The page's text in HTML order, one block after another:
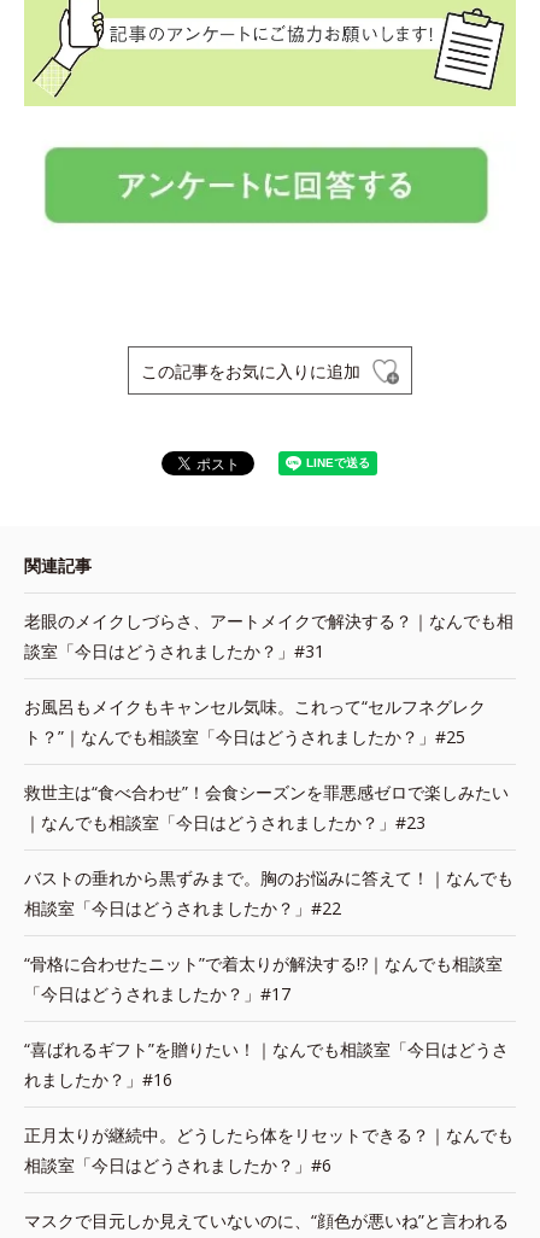
この記事をお気に入りに追加
関連記事
老眼のメイクしづらさ、アートメイクで解決する？｜なんでも相
談室「今日はどうされましたか？」#31
お風呂もメイクもキャンセル気味。これって“セルフネグレク
ト？”｜なんでも相談室「今日はどうされましたか？」#25
救世主は“食べ合わせ”！会食シーズンを罪悪感ゼロで楽しみたい
｜なんでも相談室「今日はどうされましたか？」#23
バストの垂れから黒ずみまで。胸のお悩みに答えて！｜なんでも
相談室「今日はどうされましたか？」#22
“骨格に合わせたニット”で着太りが解決する!?｜なんでも相談室
「今日はどうされましたか？」#17
“喜ばれるギフト”を贈りたい！｜なんでも相談室「今日はどうさ
れましたか？」#16
正月太りが継続中。どうしたら体をリセットできる？｜なんでも
相談室「今日はどうされましたか？」#6
マスクで目元しか見えていないのに、“顔色が悪いね”と言われる